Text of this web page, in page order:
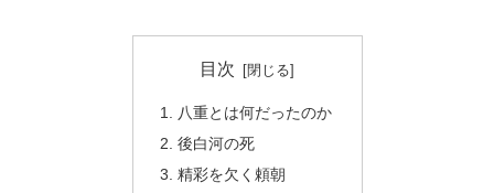
目次
八重とは何だったのか
後白河の死
精彩を欠く頼朝